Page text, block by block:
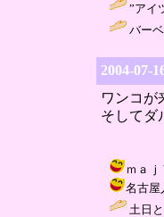
”アイ
バー
2004-07-
ワンコが
そしてダ
ｍａ
名古屋
土日